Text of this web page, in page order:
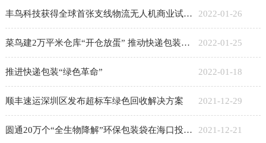
丰鸟科技获得全球首张支线物流无人机商业试运行牌照 2022-01-26
菜鸟建2万平米仓库“开仓放蛋” 推动快递包装绿色回收 2022-01-25
推进快递包装“绿色革命” 2022-01-18
顺丰速运深圳区发布超标车绿色回收解决方案 2021-12-29
圆通20万个“全生物降解”环保包装袋在海口投入使用 2021-12-21